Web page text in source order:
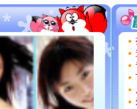
你太多，
要平安
[圣诞节]
能正大
天都要快
[圣诞节]
如意,快
[元旦]
看